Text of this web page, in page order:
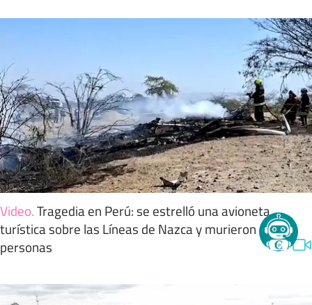
Video.Tragedia en Perú: se estrelló una avioneta
turística sobre las Líneas de Nazca y murieron 13
personas